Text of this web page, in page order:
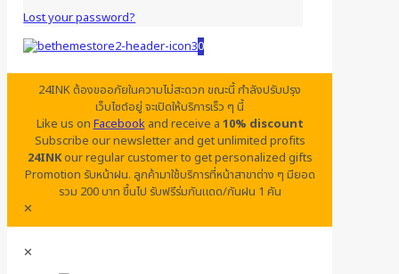
Lost your password?
0
24INK ต้องขออภัยในความไม่สะดวก ขณะนี้ กำลังปรับปรุง
เว็บไซต์อยู่ จะเปิดให้บริการเร็ว ๆ นี้
Like us onFacebookand receive a 10% discount
Subscribe our newsletter and get unlimited profits
24INKour regular customer to get personalized gifts
Promotion รับหน้าฝน. ลูกค้ามาใช้บริการที่หน้าสาขาต่าง ๆ มียอด
รวม 200 บาท ขึ้นไป รับฟรีร่มกันแดด/กันฝน 1 คัน
✕
✕